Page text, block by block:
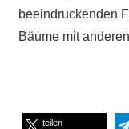
beeindruckenden
Bäume mit
teilen